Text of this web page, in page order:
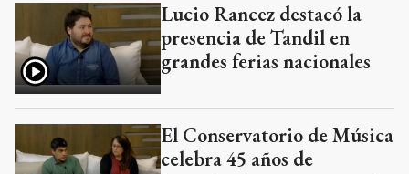
Lucio Rancez destacó la
presencia de Tandil en
grandes ferias nacionales
El Conservatorio de Música
celebra 45 años de